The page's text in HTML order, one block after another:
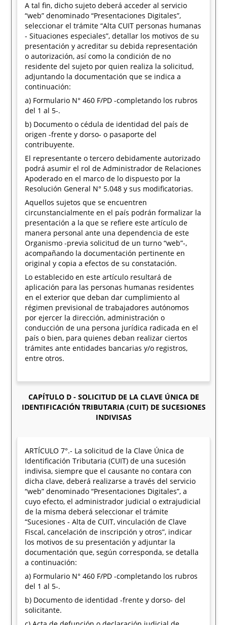
A tal fin, dicho sujeto deberá acceder al servicio
“web” denominado “Presentaciones Digitales”,
seleccionar el trámite “Alta CUIT personas humanas
- Situaciones especiales”, detallar los motivos de su
presentación y acreditar su debida representación
o autorización, así como la condición de no
residente del sujeto por quien realiza la solicitud,
adjuntando la documentación que se indica a
continuación:
a) Formulario N° 460 F/PD -completando los rubros
del 1 al 5-.
b) Documento o cédula de identidad del país de
origen -frente y dorso- o pasaporte del
contribuyente.
El representante o tercero debidamente autorizado
podrá asumir el rol de Administrador de Relaciones
Apoderado en el marco de lo dispuesto por la
Resolución General N° 5.048 y sus modificatorias.
Aquellos sujetos que se encuentren
circunstancialmente en el país podrán formalizar la
presentación a la que se refiere este artículo de
manera personal ante una dependencia de este
Organismo -previa solicitud de un turno “web”-,
acompañando la documentación pertinente en
original y copia a efectos de su constatación.
Lo establecido en este artículo resultará de
aplicación para las personas humanas residentes
en el exterior que deban dar cumplimiento al
régimen previsional de trabajadores autónomos
por ejercer la dirección, administración o
conducción de una persona jurídica radicada en el
país o bien, para quienes deban realizar ciertos
trámites ante entidades bancarias y/o registros,
entre otros.
CAPÍTULO D - SOLICITUD DE LA CLAVE ÚNICA DE
IDENTIFICACIÓN TRIBUTARIA (CUIT) DE SUCESIONES
INDIVISAS
ARTÍCULO 7°.- La solicitud de la Clave Única de
Identificación Tributaria (CUIT) de una sucesión
indivisa, siempre que el causante no contara con
dicha clave, deberá realizarse a través del servicio
“web” denominado “Presentaciones Digitales”, a
cuyo efecto, el administrador judicial o extrajudicial
de la misma deberá seleccionar el trámite
“Sucesiones - Alta de CUIT, vinculación de Clave
Fiscal, cancelación de inscripción y otros”, indicar
los motivos de su presentación y adjuntar la
documentación que, según corresponda, se detalla
a continuación:
a) Formulario N° 460 F/PD -completando los rubros
del 1 al 5-.
b) Documento de identidad -frente y dorso- del
solicitante.